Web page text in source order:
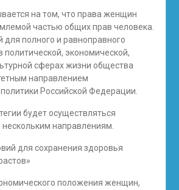
на том, что права женщин
частью общих прав человека.
для полного и равноправного
экономической,
сферах жизни общества
направлением
Российской Федерации.
будет осуществляться
направлениям.
для сохранения здоровья
положения женщин,